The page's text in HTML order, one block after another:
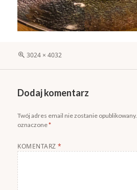
Pełny
3024 × 4032
Dodaj komentarz
Twój adres email nie zostanie opublikowany.
oznaczone*
KOMENTARZ*